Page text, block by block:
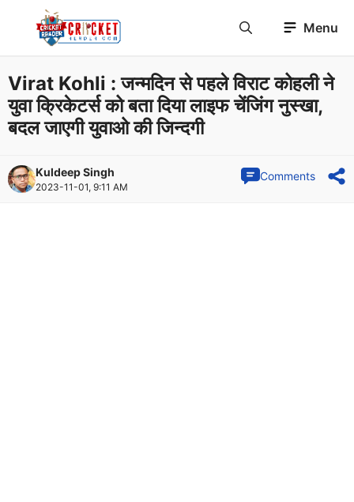
Menu
Virat Kohli : जन्मदिन से पहले विराट कोहली ने
युवा क्रिकेटर्स को बता दिया लाइफ चेंजिंग नुस्खा,
बदल जाएगी युवाओ की जिन्दगी
Kuldeep Singh
2023-11-01, 9:11 AM
Comments